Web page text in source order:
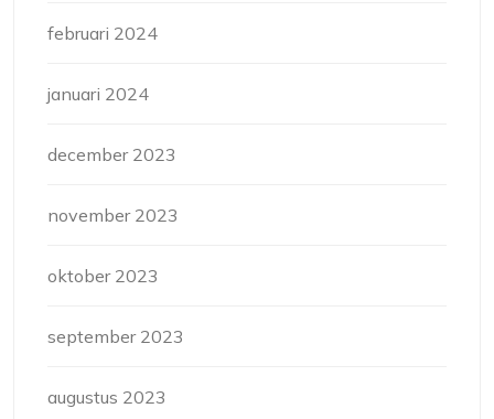
februari 2024
januari 2024
december 2023
november 2023
oktober 2023
september 2023
augustus 2023